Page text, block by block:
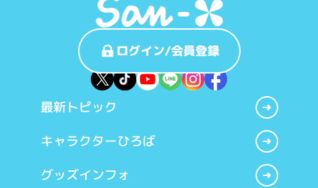
ログイン/会員登録
最新トピック
キャラクターひろば
グッズインフォ